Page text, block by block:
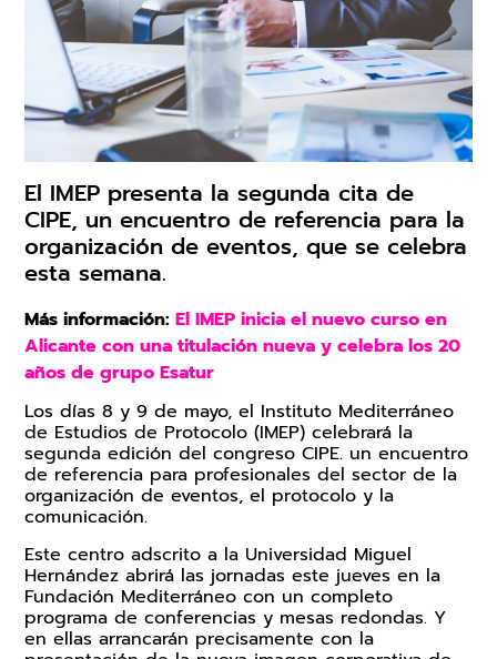
Trabaja en IMEP
Claustro Docente
Calidad y Medio Ambiente
El IMEP presenta la segunda cita de
CIPE, un encuentro de referencia para la
organización de eventos, que se celebra
esta semana.
Más información:El IMEP inicia el nuevo curso en
Alicante con una titulación nueva y celebra los 20
años de grupo Esatur
Los días 8 y 9 de mayo, el Instituto Mediterráneo
de Estudios de Protocolo (IMEP) celebrará la
segunda edición del congreso CIPE. un encuentro
de referencia para profesionales del sector de la
organización de eventos, el protocolo y la
comunicación.
Este centro adscrito a la Universidad Miguel
Hernández abrirá las jornadas este jueves en la
Fundación Mediterráneo con un completo
programa de conferencias y mesas redondas. Y
en ellas arrancarán precisamente con la